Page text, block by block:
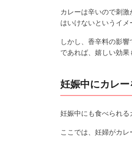
カレーは辛いので刺
はいけないというイメ
しかし、香辛料の影
であれば、嬉しい効果
妊娠中にカレ
妊娠中にも食べられる
ここでは、妊婦がカレ